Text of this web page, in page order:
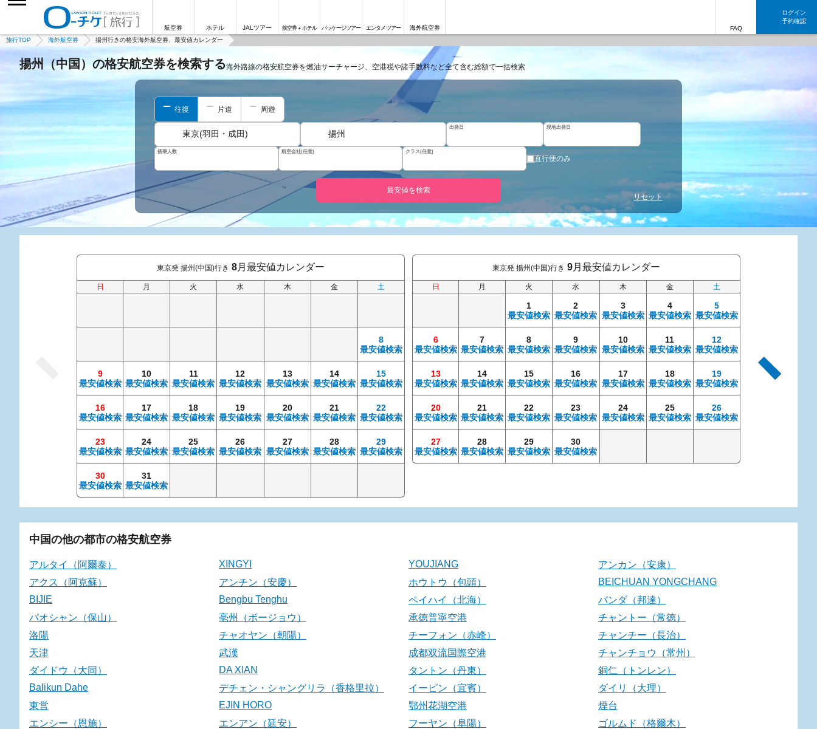
航空券 ホテル JALツアー 航空券＋ホテル パッケージツアー エンタメツアー 海外航空券 FAQ
ログイン
予約確認
旅行TOP 海外航空券 揚州行きの格安海外航空券、最安値カレンダー
揚州（中国）の格安航空券を検索する海外路線の格安航空券を燃油サーチャージ、空港税や諸手数料など全て含む総額で一括検索
往復 片道 周遊
東京(羽田・成田) 揚州
出発日 現地出発日
搭乗人数 航空会社(任意) クラス(任意)
直行便のみ
最安値を検索
リセット
東京発 揚州(中国)行き 8月最安値カレンダー
日 月 火 水 木 金 土
8
最安値検索
9
最安値検索
10
最安値検索
11
最安値検索
12
最安値検索
13
最安値検索
14
最安値検索
15
最安値検索
16
最安値検索
17
最安値検索
18
最安値検索
19
最安値検索
20
最安値検索
21
最安値検索
22
最安値検索
23
最安値検索
24
最安値検索
25
最安値検索
26
最安値検索
27
最安値検索
28
最安値検索
29
最安値検索
30
最安値検索
31
最安値検索
東京発 揚州(中国)行き 9月最安値カレンダー
日 月 火 水 木 金 土
1
最安値検索
2
最安値検索
3
最安値検索
4
最安値検索
5
最安値検索
6
最安値検索
7
最安値検索
8
最安値検索
9
最安値検索
10
最安値検索
11
最安値検索
12
最安値検索
13
最安値検索
14
最安値検索
15
最安値検索
16
最安値検索
17
最安値検索
18
最安値検索
19
最安値検索
20
最安値検索
21
最安値検索
22
最安値検索
23
最安値検索
24
最安値検索
25
最安値検索
26
最安値検索
27
最安値検索
28
最安値検索
29
最安値検索
30
最安値検索
11
最安値検索
中国の他の都市の格安航空券
アルタイ（阿爾泰） XINGYI YOUJIANG
アンカン（安康）
アクス（阿克蘇）
アンチン（安慶） ホウトウ（包頭）
BEICHUAN YONGCHANG
BIJIE
Bengbu Tenghu ペイハイ（北海）
バンダ（邦達）
パオシャン（保山）
亳州（ボージョウ） 承徳普寧空港
チャントー（常徳）
洛陽
チャオヤン（朝陽） チーフォン（赤峰）
チャンチー（長治）
天津
武漢 成都双流国際空港
チャンチョウ（常州）
ダイドウ（大同）
DA XIAN タントン（丹東）
銅仁（トンレン）
Balikun Dahe
デチェン・シャングリラ（香格里拉） イーピン（宜賓）
ダイリ（大理）
東営
EJIN HORO 鄂州花湖空港
煙台
エンシー（恩施）
エンアン（延安） フーヤン（阜陽）
ゴルムド（格爾木）